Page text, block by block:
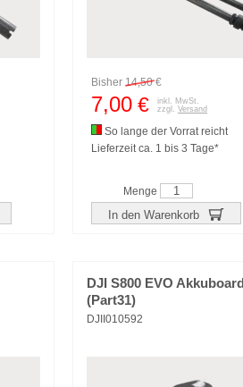
Bisher 14,50€
7,00 €
inkl. MwSt.
zzgl. Versand
So lange der Vorrat reicht
Lieferzeit ca. 1 bis 3 Tage*
Menge
In den Warenkorb
DJI S800 EVO Akkuboard
(Part31)
DJII010592